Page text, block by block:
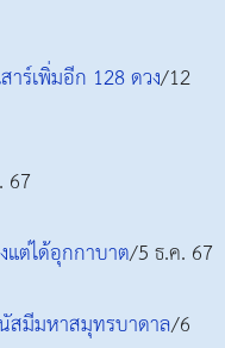
าร์เพิ่มอีก 128 ดวง/12
67
ต่ได้อุกกาบาต/5 ธ.ค. 67
สมีมหาสมุทรบาดาล/6